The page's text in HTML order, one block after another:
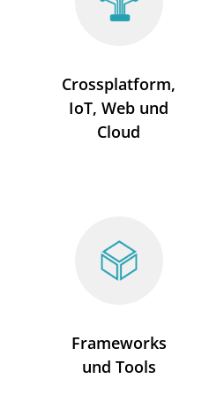
Crossplatform,
IoT, Web und
Cloud
Frameworks
und Tools